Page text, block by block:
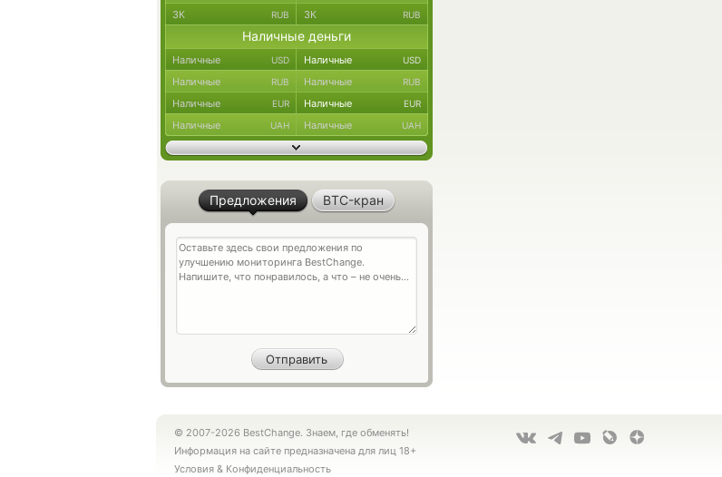
ЗК RUB ЗК RUB
Наличные деньги
Наличные USD Наличные USD
Наличные RUB Наличные RUB
Наличные EUR Наличные EUR
Наличные UAH Наличные UAH
Предложения BTC-кран
© 2007-2026 BestChange. Знаем, где обменять!
Информация на сайте предназначена для лиц 18+
Условия & Конфиденциальность